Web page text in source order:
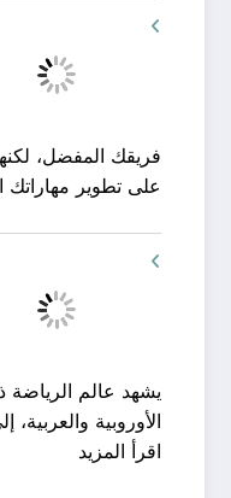
فريقك المفضل،
على تطوير مهاراتك
يشهد عالم الرياضة
الأوروبية
اقرأ المزيد